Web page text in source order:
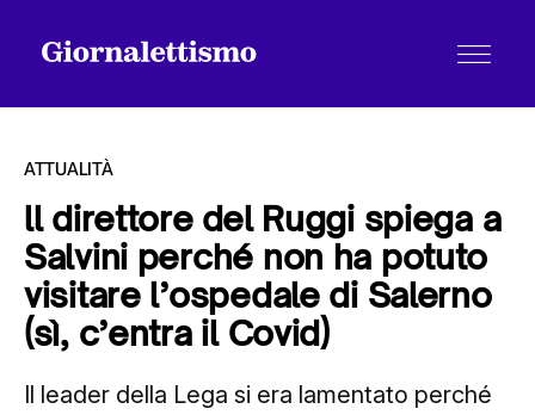
Tutti gli articoli
Chi siamo
ATTUALITÀ
ll direttore del Ruggi spiega a
Salvini perché non ha potuto
visitare l’ospedale di Salerno
(sì, c’entra il Covid)
Il leader della Lega si era lamentato perché